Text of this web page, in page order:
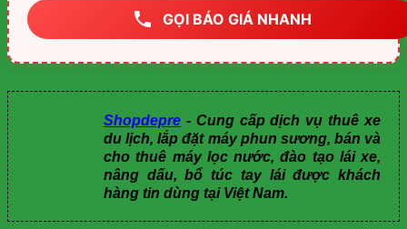
GỌI BÁO GIÁ NHANH
Shopdepre - Cung cấp dịch vụ thuê xe
du lịch, lắp đặt máy phun sương, bán và
cho thuê máy lọc nước, đào tạo lái xe,
nâng dấu, bổ túc tay lái được khách
hàng tin dùng tại Việt Nam.